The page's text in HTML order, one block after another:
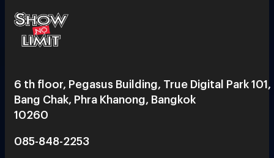
6 th floor, Pegasus Building, True Digital Park 101,
Bang Chak, Phra Khanong, Bangkok
10260
085-848-2253